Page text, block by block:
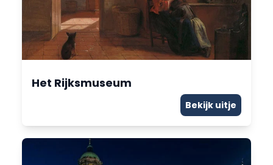
Het Rijksmuseum
Bekijk uitje